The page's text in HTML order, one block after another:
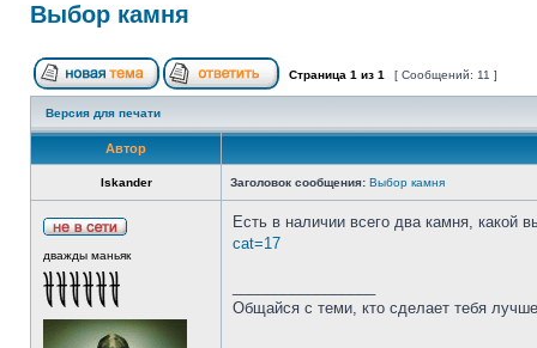
Выбор камня
Страница 1 из 1 [ Сообщений: 11 ]
Версия для печати
Автор
Iskander Заголовок сообщения: Выбор камня
дважды маньяк
Есть в наличии всего два камня, какой
cat=17
Общайся с теми, кто сделает тебя